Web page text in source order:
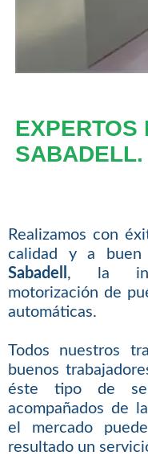
EXPERTOS
SABADELL.
Realizamos con
calidad y a
Sabadell , la
motorización de
automáticas.
Todos nuestros
buenos
éste tipo de
acompañados de
el mercado
resultado un